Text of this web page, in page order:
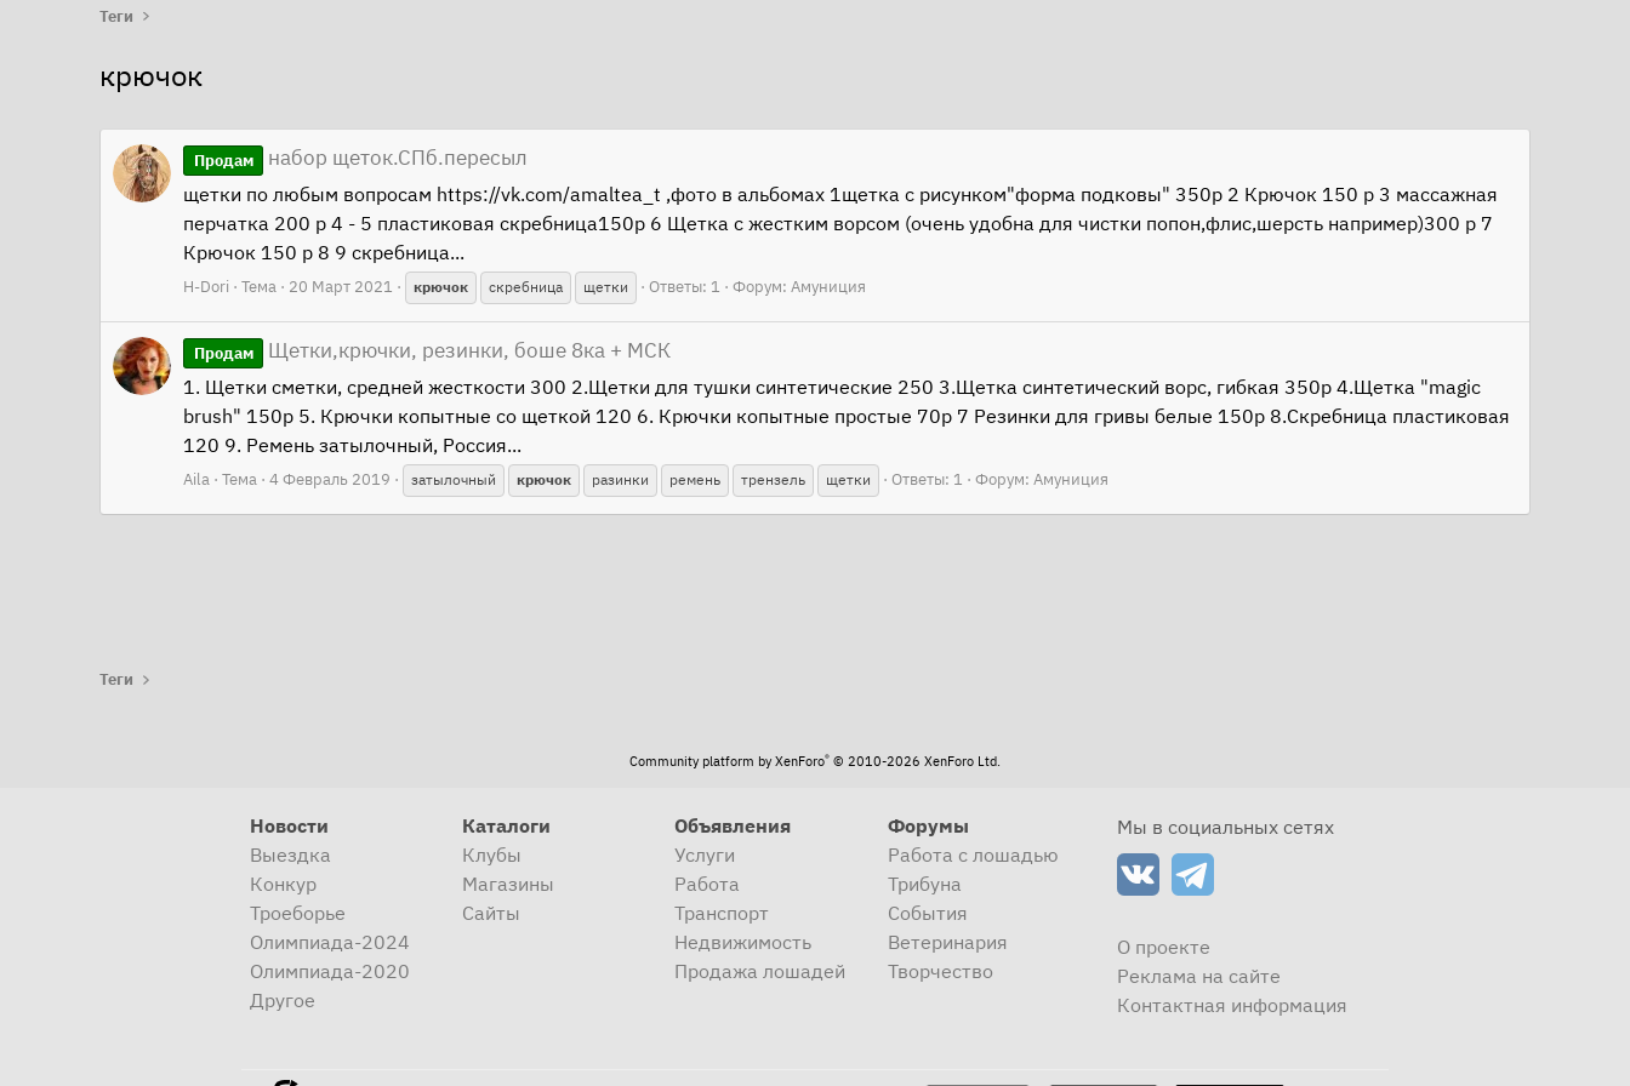
Теги
крючок
Продам набор щеток.СПб.пересыл
щетки по любым вопросам https://vk.com/amaltea_t ,фото в альбомах 1щетка с рисунком"форма подковы" 350р 2 Крючок 150 р 3 массажная
перчатка 200 р 4 - 5 пластиковая скребница150р 6 Щетка с жестким ворсом (очень удобна для чистки попон,флис,шерсть например)300 р 7
Крючок 150 р 8 9 скребница...
H-Dori Тема 20 Март 2021 крючок скребница щетки Ответы: 1 Форум: Амуниция
Продам Щетки,крючки, резинки, боше 8ка + МСК
1. Щетки сметки, средней жесткости 300 2.Щетки для тушки синтетические 250 3.Щетка синтетический ворс, гибкая 350р 4.Щетка "magic
brush" 150р 5. Крючки копытные со щеткой 120 6. Крючки копытные простые 70р 7 Резинки для гривы белые 150р 8.Скребница пластиковая
120 9. Ремень затылочный, Россия...
Aila Тема 4 Февраль 2019 затылочный крючок разинки ремень трензель щетки Ответы: 1 Форум: Амуниция
Теги
Community platform by XenForo® © 2010-2026 XenForo Ltd.
Новости
Выездка
Конкур
Троеборье
Олимпиада-2024
Олимпиада-2020
Другое
Каталоги
Клубы
Магазины
Сайты
Объявления
Услуги
Работа
Транспорт
Недвижимость
Продажа лошадей
Форумы
Работа с лошадью
Трибуна
События
Ветеринария
Творчество
Мы в социальных сетях
О проекте
Реклама на сайте
Контактная информация